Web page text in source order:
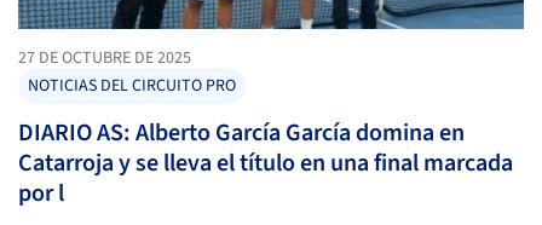
27 DE OCTUBRE DE 2025
NOTICIAS DEL CIRCUITO PRO
DIARIO AS: Alberto García García domina en
Catarroja y se lleva el título en una final marcada
por l